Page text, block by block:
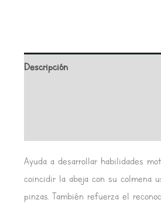
Descripción
Ayuda a desarrollar habilidades
coincidir la abeja con su colmena
pinzas. También refuerza el